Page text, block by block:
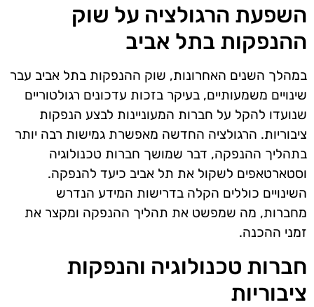
השפעת הרגולציה על שוק
ההנפקות בתל אביב
במהלך השנים האחרונות, שוק ההנפקות בתל אביב עבר
שינויים משמעותיים, בעיקר בזכות עדכונים רגולטוריים
שנועדו להקל על חברות המעוניינות לבצע הנפקות
ציבוריות. הרגולציה החדשה מאפשרת גמישות רבה יותר
בתהליך ההנפקה, דבר שמושך חברות טכנולוגיה
וסטארטאפים לשקול את תל אביב כיעד להנפקה.
השינויים כוללים הקלה בדרישות המידע הנדרש
מחברות, מה שמפשט את תהליך ההנפקה ומקצר את
זמני ההכנה.
חברות טכנולוגיה והנפקות
ציבוריות